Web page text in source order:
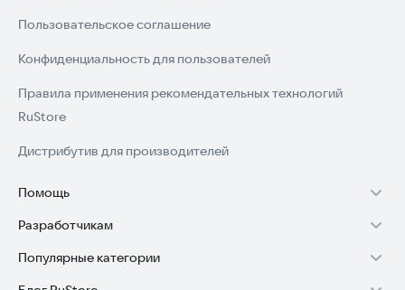
Пользовательское соглашение
Конфиденциальность для пользователей
Правила применения рекомендательных технологий
RuStore
Дистрибутив для производителей
Помощь
Установка RuStore на TV
Установка RuStore на телефон
Разработчикам
Зарабатывать с RuStore
Популярные категории